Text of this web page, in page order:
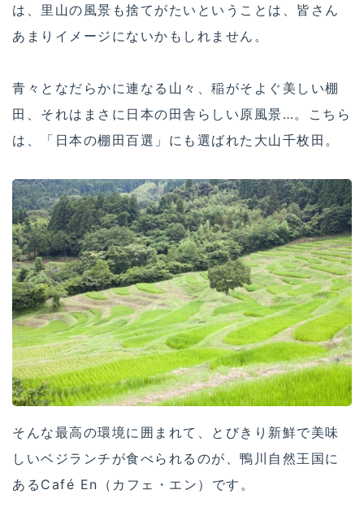
は、里山の風景も捨てがたいということは、皆さん
あまりイメージにないかもしれません。
青々となだらかに連なる山々、稲がそよぐ美しい棚
田、それはまさに日本の田舎らしい原風景…。こちら
は、「日本の棚田百選」にも選ばれた大山千枚田。
そんな最高の環境に囲まれて、とびきり新鮮で美味
しいベジランチが食べられるのが、鴨川自然王国に
あるCafé En（カフェ・エン）です。